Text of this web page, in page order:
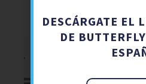
DESCÁRGATE EL
DE